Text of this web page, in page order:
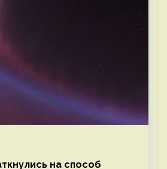
на способ